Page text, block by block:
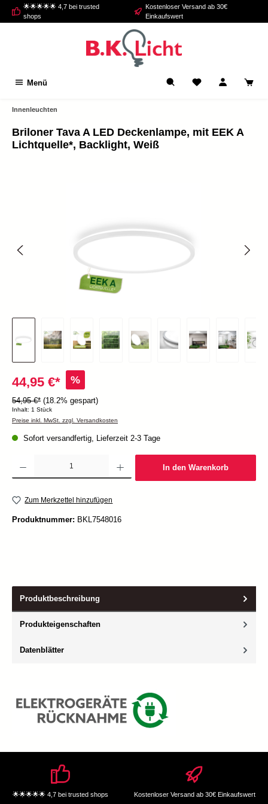
springen
🌟🌟🌟🌟🌟 4,7 bei trusted
shops
Kostenloser Versand ab 30€
Einkaufswert
Menü
Innenleuchten
Briloner Tava A LED Deckenlampe, mit EEK A
Lichtquelle*, Backlight, Weiß
44,95 €* %
54,95 €* (18.2% gespart)
Inhalt: 1 Stück
Preise inkl. MwSt. zzgl. Versandkosten
Sofort versandfertig, Lieferzeit 2-3 Tage
Produkt Anzahl: Gib den gewünschten Wert ein oder benutze die Schaltflächen um die
In den Warenkorb
Zum Merkzettel hinzufügen
Produktnummer: BKL7548016
Produktbeschreibung
Produkteigenschaften
Datenblätter
🌟🌟🌟🌟🌟 4,7 bei trusted shops Kostenloser Versand ab 30€ Einkaufswert